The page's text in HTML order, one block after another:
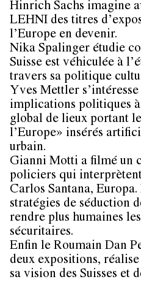
Hinrich Sachs imagine
LEHNI des titres
l’Europe en devenir.
Nika Spalinger étudie
Suisse est véhiculée à
travers sa politique
Yves Mettler
implications politiques
global de lieux portant
l’Europe» insérés
urbain.
Gianni Motti a filmé un
policiers qui
Carlos Santana,
stratégies de séduction
rendre plus humaines
sécuritaires.
Enfin le Roumain Dan
deux expositions,
sa vision des Suisses et